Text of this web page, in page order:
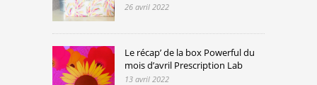
26 avril 2022
Le récap’ de la box Powerful du
mois d’avril Prescription Lab
13 avril 2022